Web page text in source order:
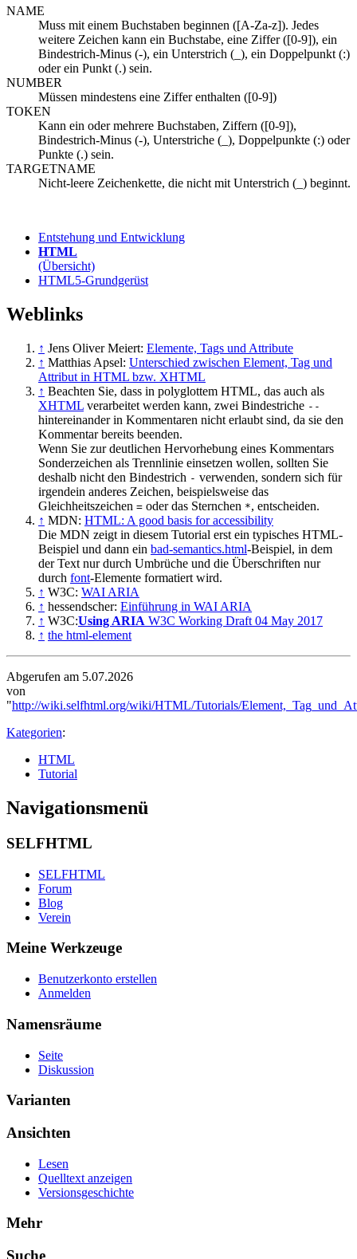
NAME
Muss mit einem Buchstaben beginnen ([A-Za-z]). Jedes
weitere Zeichen kann ein Buchstabe, eine Ziffer ([0-9]), ein
Bindestrich-Minus (-), ein Unterstrich (_), ein Doppelpunkt (:)
oder ein Punkt (.) sein.
NUMBER
Müssen mindestens eine Ziffer enthalten ([0-9])
TOKEN
Kann ein oder mehrere Buchstaben, Ziffern ([0-9]),
Bindestrich-Minus (-), Unterstriche (_), Doppelpunkte (:) oder
Punkte (.) sein.
TARGETNAME
Nicht-leere Zeichenkette, die nicht mit Unterstrich (_) beginnt.
Entstehung und Entwicklung
HTML
(Übersicht)
HTML5-Grundgerüst
Weblinks
↑ Jens Oliver Meiert: Elemente, Tags und Attribute
↑ Matthias Apsel: Unterschied zwischen Element, Tag und
Attribut in HTML bzw. XHTML
↑ Beachten Sie, dass in polyglottem HTML, das auch als
XHTML verarbeitet werden kann, zwei Bindestriche --
hintereinander in Kommentaren nicht erlaubt sind, da sie den
Kommentar bereits beenden.
Wenn Sie zur deutlichen Hervorhebung eines Kommentars
Sonderzeichen als Trennlinie einsetzen wollen, sollten Sie
deshalb nicht den Bindestrich - verwenden, sondern sich für
irgendein anderes Zeichen, beispielsweise das
Gleichheitszeichen = oder das Sternchen *, entscheiden.
↑ MDN: HTML: A good basis for accessibility
Die MDN zeigt in diesem Tutorial erst ein typisches HTML-
Beispiel und dann ein bad-semantics.html-Beispiel, in dem
der Text nur durch Umbrüche und die Überschriften nur
durch font-Elemente formatiert wird.
↑ W3C: WAI ARIA
↑ hessendscher: Einführung in WAI ARIA
↑ W3C:Using ARIA W3C Working Draft 04 May 2017
↑ the html-element
Abgerufen am 5.07.2026
von
"http://wiki.selfhtml.org/wiki/HTML/Tutorials/
Kategorien:
HTML
Tutorial
Navigationsmenü
SELFHTML
SELFHTML
Forum
Blog
Verein
Meine Werkzeuge
Benutzerkonto erstellen
Anmelden
Namensräume
Seite
Diskussion
Varianten
Ansichten
Lesen
Quelltext anzeigen
Versionsgeschichte
Mehr
Suche